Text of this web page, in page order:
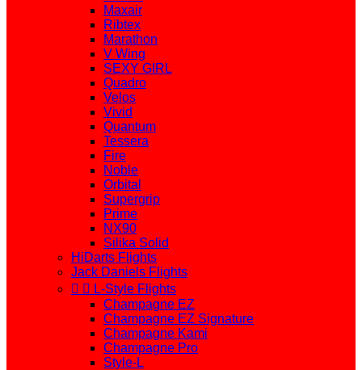
Maxair
Ribtex
Marathon
V Wing
SEXY GIRL
Quadro
Velos
Vivid
Quantum
Tessera
Fire
Noble
Orbital
Supergrip
Prime
NX90
Silika Solid
HiDarts Flights
Jack Daniels Flights
  L-Style Flights
Champagne EZ
Champagne EZ Signature
Champagne Kami
Champagne Pro
Style-L